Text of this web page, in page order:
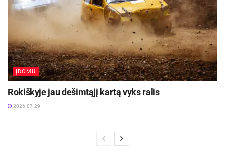
ĮDOMU
Rokiškyje jau dešimtąjį kartą vyks ralis
2026-07-29